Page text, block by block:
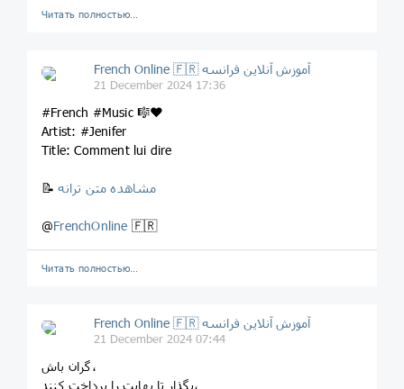
Читать полностью…
French Online 🇫🇷 آموزش آنلاین فرانسه
21 December 2024 17:36
#French #Music 🎼❤️
Artist: #Jenifer
Title: Comment lui dire
📝مشاهده متن ترانه
@FrenchOnline 🇫🇷
Читать полностью…
French Online 🇫🇷 آموزش آنلاین فرانسه
21 December 2024 07:44
گران باش،
بگذار تا بهایت را پرداخت کنند،